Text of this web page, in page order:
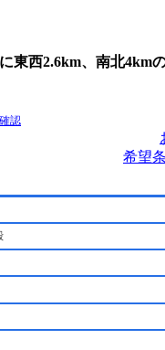
東西2.6km、南北4km
認
希望